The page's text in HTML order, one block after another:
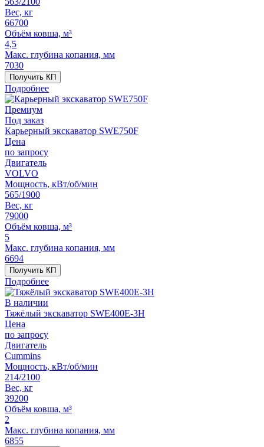
Вес, кг
66700
Объём ковша, м³
4,5
Макс. глубина копания, мм
7030
Получить КП
Подробнее
Премиум
Под заказ
Карьерный экскаватор SWE750F
Цена
по запросу
Двигатель
VOLVO
Мощность, кВт/об/мин
565/1900
Вес, кг
79000
Объём ковша, м³
5
Макс. глубина копания, мм
6694
Получить КП
Подробнее
В наличии
Тяжёлый экскаватор SWE400E-3H
Цена
по запросу
Двигатель
Сummins
Мощность, кВт/об/мин
214/2100
Вес, кг
39200
Объём ковша, м³
2
Макс. глубина копания, мм
6855